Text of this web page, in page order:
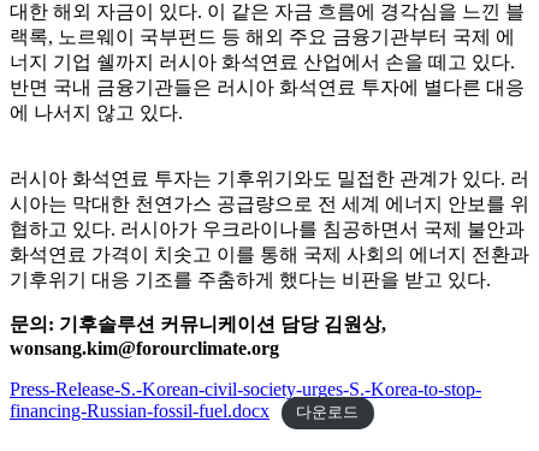
대한 해외 자금이 있다. 이 같은 자금 흐름에 경각심을 느낀 블
랙록, 노르웨이 국부펀드 등 해외 주요 금융기관부터 국제 에
너지 기업 쉘까지 러시아 화석연료 산업에서 손을 떼고 있다.
반면 국내 금융기관들은 러시아 화석연료 투자에 별다른 대응
에 나서지 않고 있다.
러시아 화석연료 투자는 기후위기와도 밀접한 관계가 있다. 러
시아는 막대한 천연가스 공급량으로 전 세계 에너지 안보를 위
협하고 있다. 러시아가 우크라이나를 침공하면서 국제 불안과
화석연료 가격이 치솟고 이를 통해 국제 사회의 에너지 전환과
기후위기 대응 기조를 주춤하게 했다는 비판을 받고 있다.
문의: 기후솔루션 커뮤니케이션 담당 김원상,
wonsang.kim@forourclimate.org
Press-Release-S.-Korean-civil-society-urges-S.-Korea-to-stop-
financing-Russian-fossil-fuel.docx
다운로드